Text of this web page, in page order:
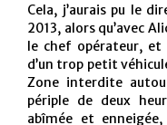
Cela, j’aurais pu le
2013, alors qu’avec
le chef opérateur, et
d’un trop petit
Zone interdite
périple de deux
abîmée et